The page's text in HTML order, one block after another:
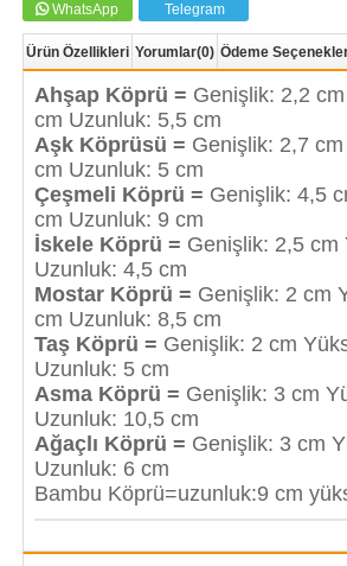
WhatsApp Telegram
Ürün Özellikleri Yorumlar(0) Ödeme
Ahşap Köprü = Genişlik: 2,2
cm Uzunluk: 5,5 cm
Aşk Köprüsü = Genişlik: 2,7
cm Uzunluk: 5 cm
Çeşmeli Köprü = Genişlik: 4,5
cm Uzunluk: 9 cm
İskele Köprü = Genişlik: 2,5 cm
Uzunluk: 4,5 cm
Mostar Köprü = Genişlik: 2 cm
cm Uzunluk: 8,5 cm
Taş Köprü = Genişlik: 2 cm
Uzunluk: 5 cm
Asma Köprü = Genişlik: 3 cm
Uzunluk: 10,5 cm
Ağaçlı Köprü = Genişlik: 3 cm
Uzunluk: 6 cm
Bambu Köprü=uzunluk:9 cm